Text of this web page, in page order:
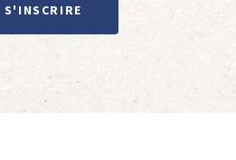
S'INSCRIRE